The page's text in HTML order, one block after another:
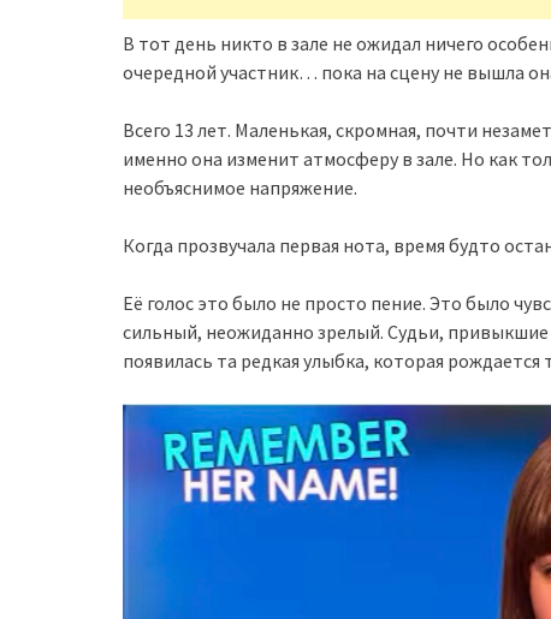
В тот день никто в зале не ожидал ничего
очередной участник… пока на сцену не вышла
Всего 13 лет. Маленькая, скромная, почти
именно она изменит атмосферу в зале. Но как
необъяснимое напряжение.
Когда прозвучала первая нота, время будто
Её голос это было не просто пение. Это было
сильный, неожиданно зрелый. Судьи, привыкшие
появилась та редкая улыбка, которая